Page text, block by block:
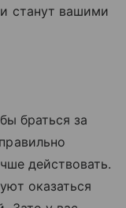
станут вашими
браться за
действовать.
оказаться